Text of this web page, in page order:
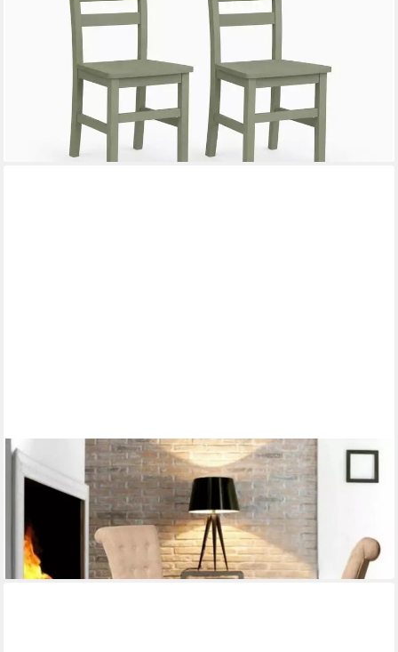
modernen Farben erhältlich
UVP434,00 €
(145,00 €/ 1 Stk)
lieferbar in 6 Wochen
+1
XLMOEBEL
Esszimmerstuhl Mindestbestellmenge 50 Stück für hochwertige
Stühle (1 St), Made in Europa
UVP200,00 €
-20%
lieferbar in 9 Wochen